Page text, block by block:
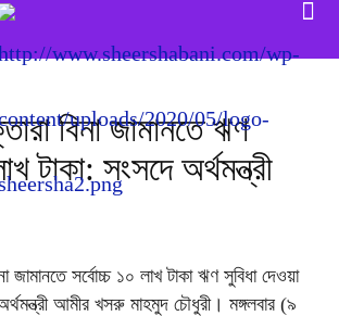
বিনা জামানতে ঋণ
টাকা: সংসদে অর্থমন্ত্রী
জামানতে সর্বোচ্চ ১০ লাখ টাকা ঋণ সুবিধা দেওয়া
আমীর খসরু মাহমুদ চৌধুরী। মঙ্গলবার (৯